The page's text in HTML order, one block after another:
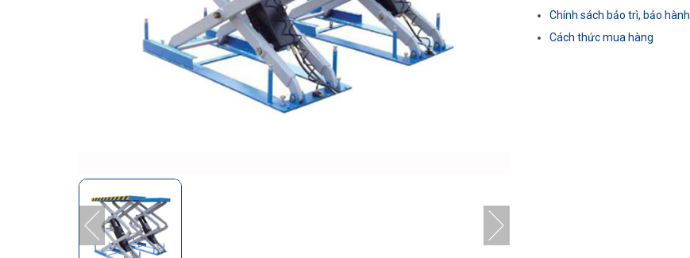
Chính sách bảo trì, bảo hành
Cách thức mua hàng